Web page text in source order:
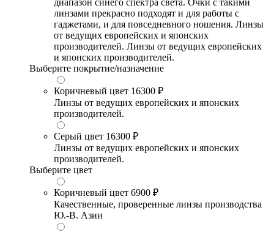
диапазон синего спектра света. Очки с такими
линзами прекрасно подходят и для работы с
гаджетами, и для повседневного ношения. Линзы
от ведущих европейских и японских
производителей. Линзы от ведущих европейских
и японских производителей.
Выберите покрытие/назначение
Коричневый цвет 16300 ₽
Линзы от ведущих европейских и японских
производителей.
Серый цвет 16300 ₽
Линзы от ведущих европейских и японских
производителей.
Выберите цвет
Коричневый цвет 6900 ₽
Качественные, проверенные линзы производства
Ю.-В. Азии